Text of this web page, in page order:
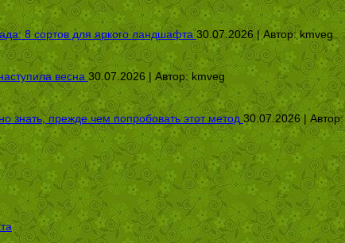
8 сортов для яркого ландшафта 30.07.2026 | Автор:kmveg
весна 30.07.2026 | Автор: kmveg
знать, прежде чем попробовать этот метод 30.07.2026 | Автор: